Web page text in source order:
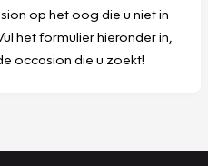
op het oog die u niet in
het formulier hieronder in,
occasion die u zoekt!